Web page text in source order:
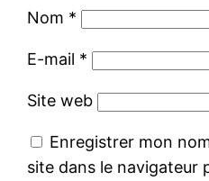
Nom *
E-mail *
Site web
Enregistrer mon
site dans le navigateur